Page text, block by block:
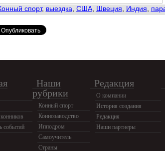
спорт, выездка США, Швеция Индия
событий
Наши
рубрики
Конный спорт
Коннозаводство
Ипподром
Самоучитель
Страны
Редакция
О компании
История создания
Редакция
Наши партнеры